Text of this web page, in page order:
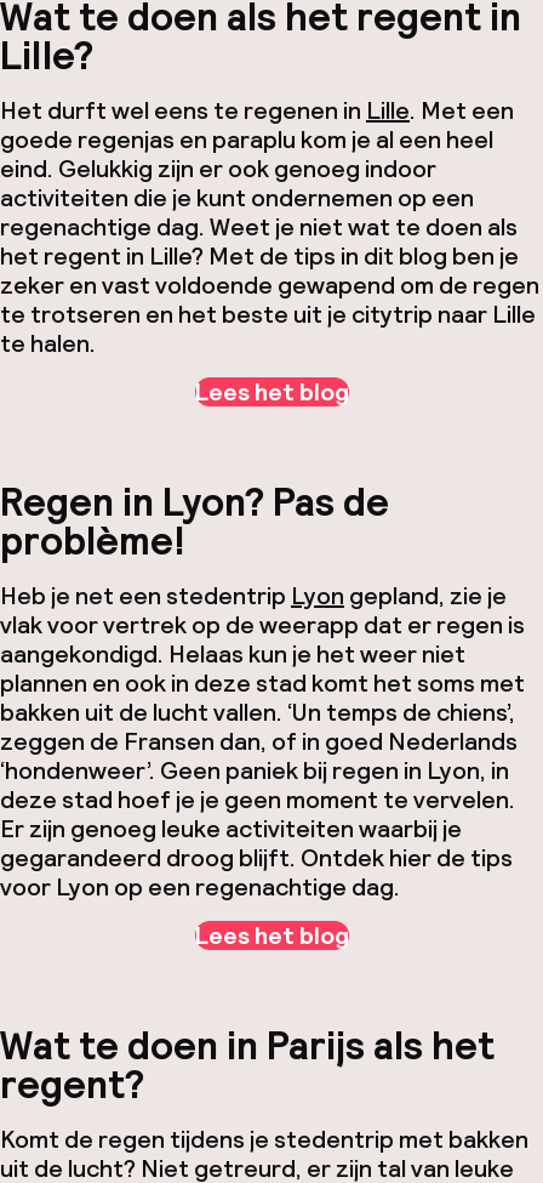
Wat te doen als het regent in
Lille?
Het durft wel eens te regenen in Lille. Met een
goede regenjas en paraplu kom je al een heel
eind. Gelukkig zijn er ook genoeg indoor
activiteiten die je kunt ondernemen op een
regenachtige dag. Weet je niet wat te doen als
het regent in Lille? Met de tips in dit blog ben je
zeker en vast voldoende gewapend om de regen
te trotseren en het beste uit je citytrip naar Lille
te halen.
Lees het blog
Regen in Lyon? Pas de
problème!
Heb je net een stedentrip Lyon gepland, zie je
vlak voor vertrek op de weerapp dat er regen is
aangekondigd. Helaas kun je het weer niet
plannen en ook in deze stad komt het soms met
bakken uit de lucht vallen. ‘Un temps de chiens’,
zeggen de Fransen dan, of in goed Nederlands
‘hondenweer’. Geen paniek bij regen in Lyon, in
deze stad hoef je je geen moment te vervelen.
Er zijn genoeg leuke activiteiten waarbij je
gegarandeerd droog blijft. Ontdek hier de tips
voor Lyon op een regenachtige dag.
Lees het blog
Wat te doen in Parijs als het
regent?
Komt de regen tijdens je stedentrip met bakken
uit de lucht? Niet getreurd, er zijn tal van leuke